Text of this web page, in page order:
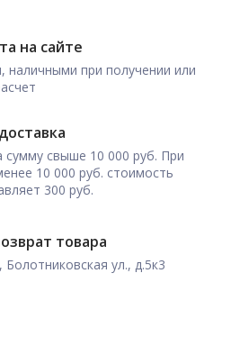
на сайте
наличными при получении или
сумму свыше 10 000 руб. При
10 000 руб. стоимость
300 руб.
товара
ул., д.5к3